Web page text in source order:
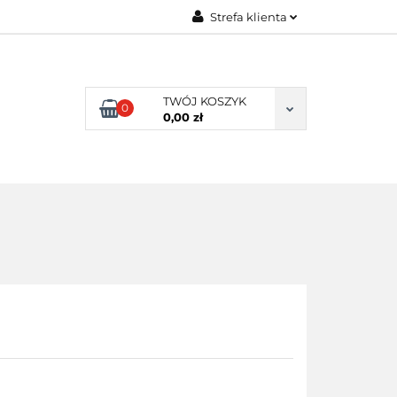
Strefa klienta
Zarejestruj się
Dodaj zgłoszenie
0
TWÓJ KOSZYK
0,00 zł
KLIENCI